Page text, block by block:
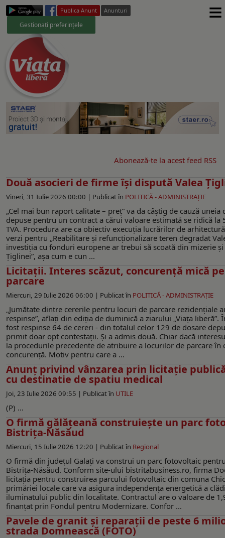
Publica Anunt Anunturi
Gestionați preferințele ≡
Abonează-te la acest feed RSS
Două asocieri de firme îşi dispută Valea
Vineri, 31 Iulie 2026 00:00 | Publicat în POLITICĂ - ADMINISTRAŢIE
„Cel mai bun raport calitate – preţ” va da câştig de cauză
depuse pentru un contract a cărui valoare estimată se ridică la
TVA. Procedura are ca obiectiv execuţia lucrărilor de
verzi pentru „Reabilitare și refuncționalizare teren degradat
investiţia cu fonduri europene ar trebui să scoată din mizerie
Țiglinei”, așa cum e cun ...
Licitaţii. Interes scăzut, concurenţă mică
parcare
Miercuri, 29 Iulie 2026 06:00 | Publicat în POLITICĂ - ADMINISTRAŢIE
„Jumătate dintre cererile pentru locuri de parcare rezidenţiale
respinse”, aflaţi din ediţia de duminică a ziarului „Viaţa liberă”.
fost respinse 64 de cereri - din totalul celor 129 de dosare
primit doar opt contestaţii. Şi a admis două. Chiar dacă
la procedurile precedente de atribuire a locurilor de parcare în
concurenţă. Motiv pentru care a ...
Anunț privind vânzarea prin licitație
cu destinatie de spatiu medical
Joi, 23 Iulie 2026 09:55 | Publicat în UTILE
(P) ...
O firmă gălățeană construiește un parc
Bistrița-Năsăud
Miercuri, 15 Iulie 2026 12:20 | Publicat în Regional
O firmă din județul Galați va construi un parc fotovoltaic
Bistrița-Năsăud. Conform site-ului bistritabusiness.ro, firma
licitația pentru construirea parcului fotovoltaic din comuna
primăriei locale care va asigura independența energetică a
iluminatului public din localitate. Contractul are o valoare de
finanțat prin Fondul pentru Modernizare. Confor ...
Pavele de granit şi reparaţii de peste 6
strada Domnească (FOTO)